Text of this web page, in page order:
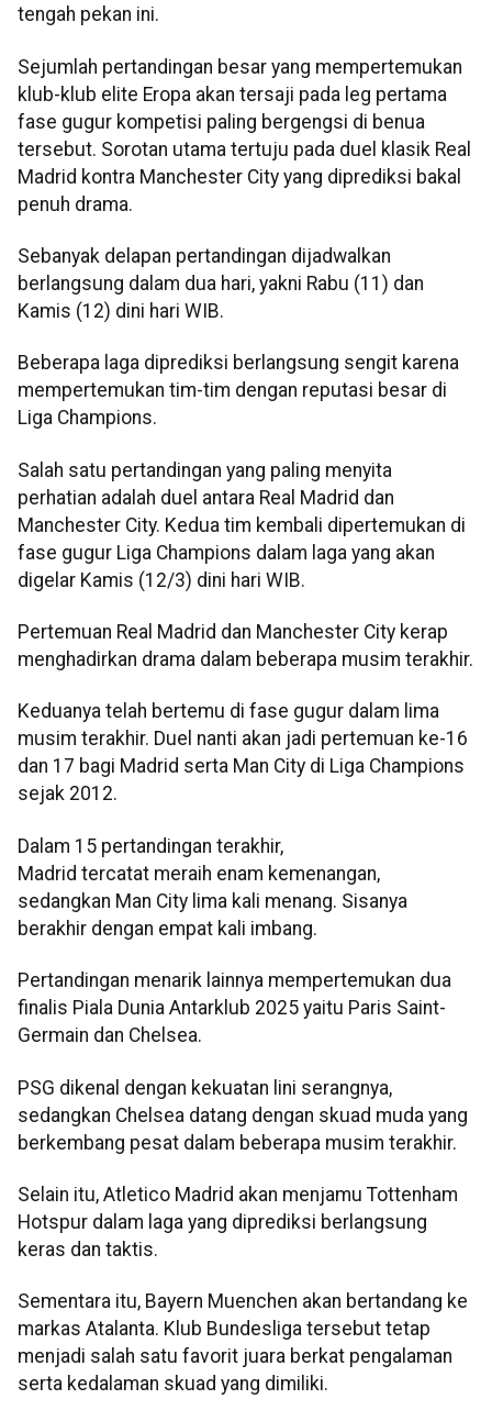
tengah pekan ini.
Sejumlah pertandingan besar yang mempertemukan
klub-klub elite Eropa akan tersaji pada leg pertama
fase gugur kompetisi paling bergengsi di benua
tersebut. Sorotan utama tertuju pada duel klasik Real
Madrid kontra Manchester City yang diprediksi bakal
penuh drama.
Sebanyak delapan pertandingan dijadwalkan
berlangsung dalam dua hari, yakni Rabu (11) dan
Kamis (12) dini hari WIB.
Beberapa laga diprediksi berlangsung sengit karena
mempertemukan tim-tim dengan reputasi besar di
Liga Champions.
Salah satu pertandingan yang paling menyita
perhatian adalah duel antara Real Madrid dan
Manchester City. Kedua tim kembali dipertemukan di
fase gugur Liga Champions dalam laga yang akan
digelar Kamis (12/3) dini hari WIB.
Pertemuan Real Madrid dan Manchester City kerap
menghadirkan drama dalam beberapa musim terakhir.
Keduanya telah bertemu di fase gugur dalam lima
musim terakhir. Duel nanti akan jadi pertemuan ke-16
dan 17 bagi Madrid serta Man City di Liga Champions
sejak 2012.
Dalam 15 pertandingan terakhir,
Madrid tercatat meraih enam kemenangan,
sedangkan Man City lima kali menang. Sisanya
berakhir dengan empat kali imbang.
Pertandingan menarik lainnya mempertemukan dua
finalis Piala Dunia Antarklub 2025 yaitu Paris Saint-
Germain dan Chelsea.
PSG dikenal dengan kekuatan lini serangnya,
sedangkan Chelsea datang dengan skuad muda yang
berkembang pesat dalam beberapa musim terakhir.
Selain itu, Atletico Madrid akan menjamu Tottenham
Hotspur dalam laga yang diprediksi berlangsung
keras dan taktis.
Sementara itu, Bayern Muenchen akan bertandang ke
markas Atalanta. Klub Bundesliga tersebut tetap
menjadi salah satu favorit juara berkat pengalaman
serta kedalaman skuad yang dimiliki.